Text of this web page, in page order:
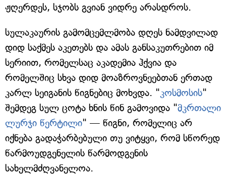
ჟღერდეს, სჯობს გვიან ვიდრე არასდროს.
სულაკაურის გამომცემლმობა დღეს ნამდვილად
დიდ საქმეს აკეთებს და ამას განსაკუთრებით იმ
სერიით, რომელსაც აკადემია ჰქვია და
რომელშიც სხვა დიდ მოაზროვნეებთან ერთად
კარლ სეიგანის წიგნებიც მოხვდა. "კოსმოსის"
შემდეგ სულ ცოტა ხნის წინ გამოვიდა "მკრთალი
ლურჯი წერტილი" — წიგნი, რომელიც არ
იქნება გადაჭარბებული თუ ვიტყვი, რომ სწორედ
წარმოუდგენელის წარმოდგენის
სახელმძღვანელოა.